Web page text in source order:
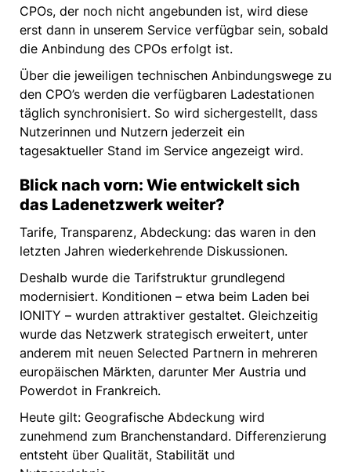
CPOs, der noch nicht angebunden ist, wird diese
erst dann in unserem Service verfügbar sein, sobald
die Anbindung des CPOs erfolgt ist.
Über die jeweiligen technischen Anbindungswege zu
den CPO’s werden die verfügbaren Ladestationen
täglich synchronisiert. So wird sichergestellt, dass
Nutzerinnen und Nutzern jederzeit ein
tagesaktueller Stand im Service angezeigt wird.
Blick nach vorn: Wie entwickelt sich
das Ladenetzwerk weiter?
Tarife, Transparenz, Abdeckung: das waren in den
letzten Jahren wiederkehrende Diskussionen.
Deshalb wurde die Tarifstruktur grundlegend
modernisiert. Konditionen – etwa beim Laden bei
IONITY – wurden attraktiver gestaltet. Gleichzeitig
wurde das Netzwerk strategisch erweitert, unter
anderem mit neuen Selected Partnern in mehreren
europäischen Märkten, darunter Mer Austria und
Powerdot in Frankreich.
Heute gilt: Geografische Abdeckung wird
zunehmend zum Branchenstandard. Differenzierung
entsteht über Qualität, Stabilität und